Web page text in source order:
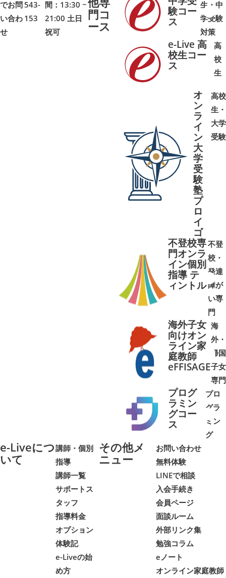
でお問
い合わ
せ
543-
153
間：13:30 ~
21:00 土日
祝可
門コ
ース
験コー
ス
生・中
学受験
対策
➜➜
e-Live 高
校生コー
ス
高
校
生
➜➜
オ
ン
ラ
イ
ン
大
学
受
験
塾
プ
ロ
イ
ゴ
高校
生・
大学
受験
不登校専
門オンラ
イン個別
指導 テ
ィントル
不登
校・
発達
障が
い専
門
➜➜
海外子女
向けオン
ライン家
庭教師
eFFISAGE
海
外・
帰国
子女
専門
➜➜
プログ
ラミン
グコー
ス
プロ
グラ
ミン
グ
➜➜
e-Liveにつ
いて
講師・個別
指導
講師一覧
サポートス
タッフ
指導料金
オプション
体験記
e-Liveの始
め方
その他メ
ニュー
お問い合わせ
無料体験
LINEで相談
入会手続き
会員ページ
面談ルーム
外部リンク集
勉強コラム
eノート
オンライン家庭教師